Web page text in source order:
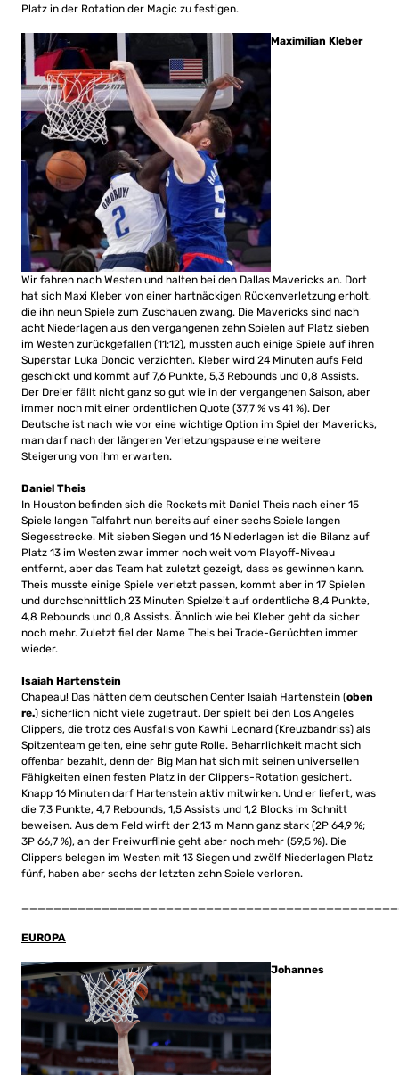
Platz in der Rotation der Magic zu festigen.
Maximilian Kleber
Wir fahren nach Westen und halten bei den Dallas Mavericks an. Dort
hat sich Maxi Kleber von einer hartnäckigen Rückenverletzung erholt,
die ihn neun Spiele zum Zuschauen zwang. Die Mavericks sind nach
acht Niederlagen aus den vergangenen zehn Spielen auf Platz sieben
im Westen zurückgefallen (11:12), mussten auch einige Spiele auf ihren
Superstar Luka Doncic verzichten. Kleber wird 24 Minuten aufs Feld
geschickt und kommt auf 7,6 Punkte, 5,3 Rebounds und 0,8 Assists.
Der Dreier fällt nicht ganz so gut wie in der vergangenen Saison, aber
immer noch mit einer ordentlichen Quote (37,7 % vs 41 %). Der
Deutsche ist nach wie vor eine wichtige Option im Spiel der Mavericks,
man darf nach der längeren Verletzungspause eine weitere
Steigerung von ihm erwarten.
Daniel Theis
In Houston befinden sich die Rockets mit Daniel Theis nach einer 15
Spiele langen Talfahrt nun bereits auf einer sechs Spiele langen
Siegesstrecke. Mit sieben Siegen und 16 Niederlagen ist die Bilanz auf
Platz 13 im Westen zwar immer noch weit vom Playoff-Niveau
entfernt, aber das Team hat zuletzt gezeigt, dass es gewinnen kann.
Theis musste einige Spiele verletzt passen, kommt aber in 17 Spielen
und durchschnittlich 23 Minuten Spielzeit auf ordentliche 8,4 Punkte,
4,8 Rebounds und 0,8 Assists. Ähnlich wie bei Kleber geht da sicher
noch mehr. Zuletzt fiel der Name Theis bei Trade-Gerüchten immer
wieder.
Isaiah Hartenstein
Chapeau! Das hätten dem deutschen Center Isaiah Hartenstein (oben
re.) sicherlich nicht viele zugetraut. Der spielt bei den Los Angeles
Clippers, die trotz des Ausfalls von Kawhi Leonard (Kreuzbandriss) als
Spitzenteam gelten, eine sehr gute Rolle. Beharrlichkeit macht sich
offenbar bezahlt, denn der Big Man hat sich mit seinen universellen
Fähigkeiten einen festen Platz in der Clippers-Rotation gesichert.
Knapp 16 Minuten darf Hartenstein aktiv mitwirken. Und er liefert, was
die 7,3 Punkte, 4,7 Rebounds, 1,5 Assists und 1,2 Blocks im Schnitt
beweisen. Aus dem Feld wirft der 2,13 m Mann ganz stark (2P 64,9 %;
3P 66,7 %), an der Freiwurflinie geht aber noch mehr (59,5 %). Die
Clippers belegen im Westen mit 13 Siegen und zwölf Niederlagen Platz
fünf, haben aber sechs der letzten zehn Spiele verloren.
EUROPA
Johannes